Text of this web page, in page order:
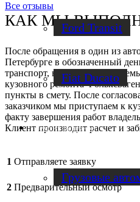
Ford Transit
Fiat Ducato
Ремонт фургонов
Грузовые
Все отзывы
КАК МЫ
После обращения в один из
Петербурге в обозначенный
транспорт, выявит его
кузовного ремонта
пункты в смету. После
заказчиком мы приступаем к
факту завершения работ
Клиент производит расчет и
1 Отправляете заявку
2 Предварительный осмотр